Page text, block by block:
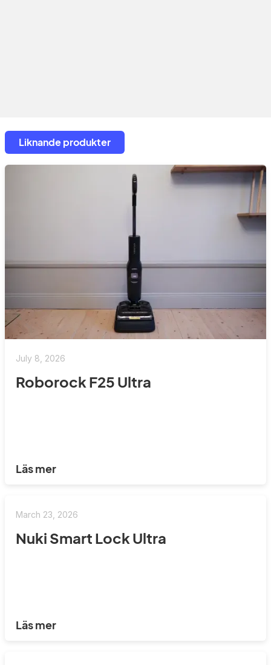
Liknande produkter
July 8, 2026
Roborock F25 Ultra
Läs mer
March 23, 2026
Nuki Smart Lock Ultra
Läs mer